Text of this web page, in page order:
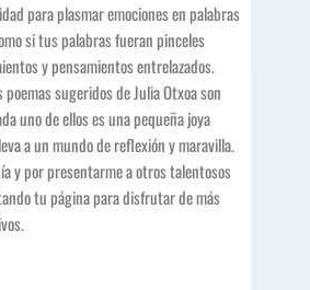
para plasmar emociones en palabras
si tus palabras fueran pinceles
y pensamientos entrelazados.
sugeridos de Julia Otxoa son
uno de ellos es una pequeña joya
a un mundo de reflexión y maravilla.
y por presentarme a otros talentosos
tu página para disfrutar de más